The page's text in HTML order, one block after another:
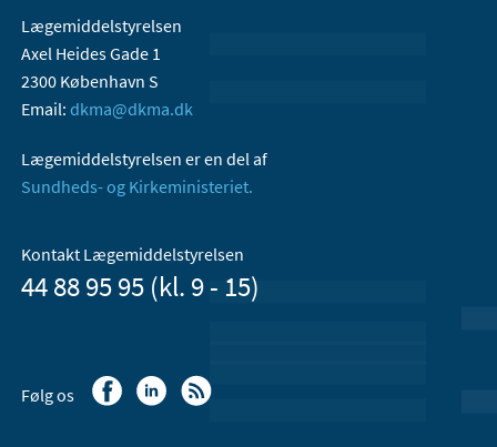
Lægemiddelstyrelsen
Axel Heides Gade 1
2300 København S
Email: dkma@dkma.dk
Lægemiddelstyrelsen er en del af
Sundheds- og Kirkeministeriet.
Kontakt Lægemiddelstyrelsen
44 88 95 95 (kl. 9 - 15)
Følg os